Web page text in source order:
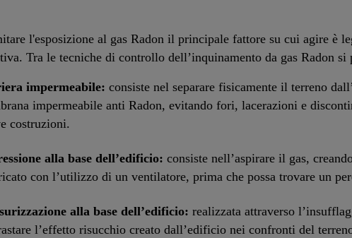
l'esposizione al gas Radon il principale fattore su cui agire è
Tra le tecniche di controllo dell’inquinamento da gas Radon si
impermeabile: consiste nel separare fisicamente il terreno
impermeabile anti Radon, evitando fori, lacerazioni e
costruzioni.
alla base dell’edificio: consiste nell’aspirare il gas,
con l’utilizzo di un ventilatore, prima che possa trovare un
alla base dell’edificio: realizzata attraverso
l’effetto risucchio creato dall’edificio nei confronti del